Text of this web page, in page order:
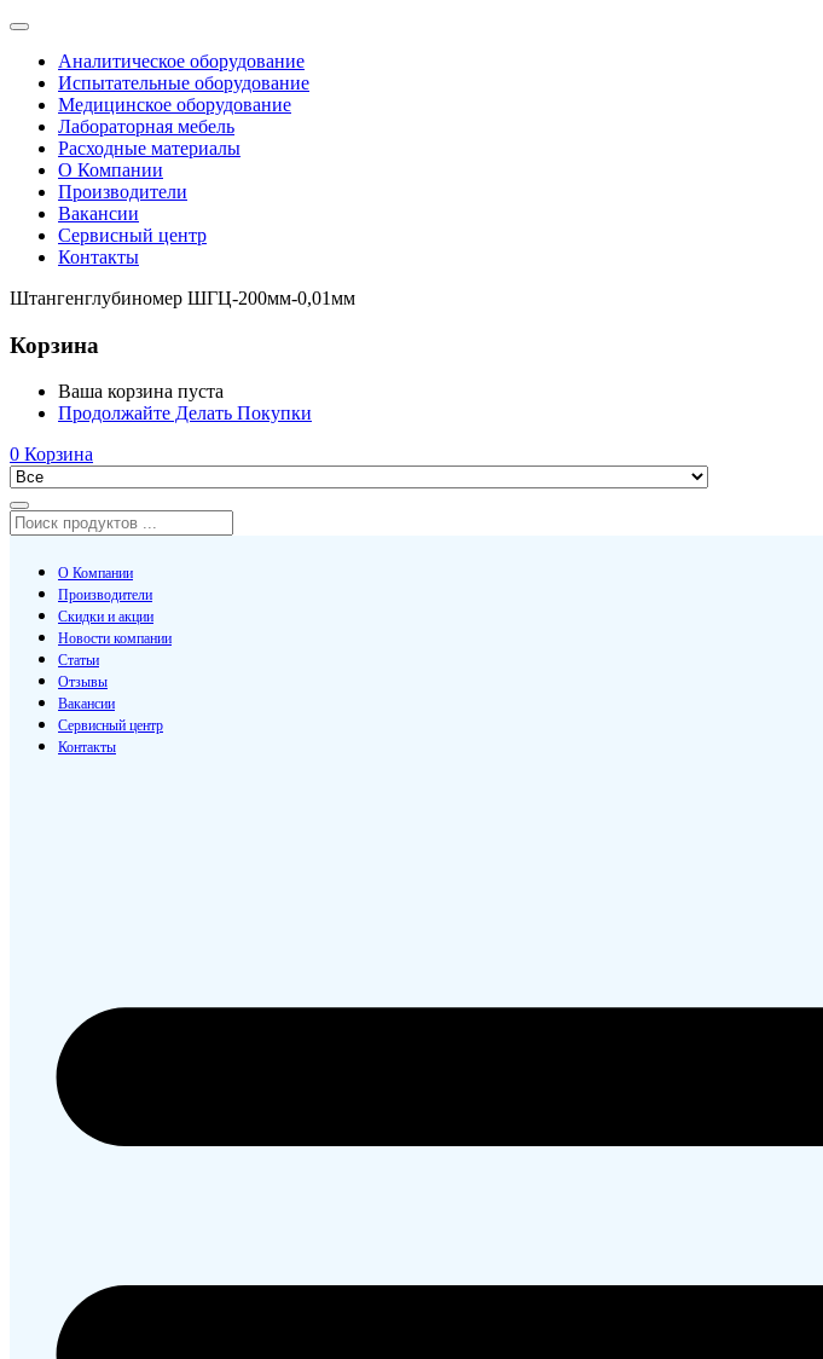
Аналитическое оборудование
Испытательные оборудование
Медицинское оборудование
Лабораторная мебель
Расходные материалы
О Компании
Производители
Вакансии
Сервисный центр
Контакты
Штангенглубиномер ШГЦ-200мм-0,01мм
Корзина
Ваша корзина пуста
Продолжайте Делать Покупки
0 Корзина
О Компании
Производители
Скидки и акции
Новости компании
Статьи
Отзывы
Вакансии
Сервисный центр
Контакты